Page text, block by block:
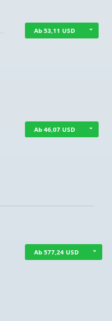
Ab 53,11 USD
Ab 46,07 USD
Ab 577,24 USD